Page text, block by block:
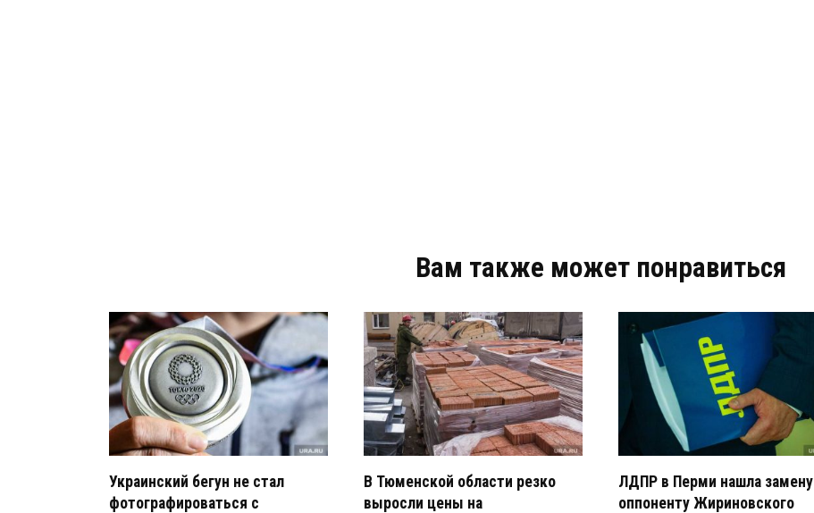
Вам также может понравиться
Украинский бегун не стал
фотографироваться с
В Тюменской области резко
выросли цены на
ЛДПР в Перми нашла замену
оппоненту Жириновского